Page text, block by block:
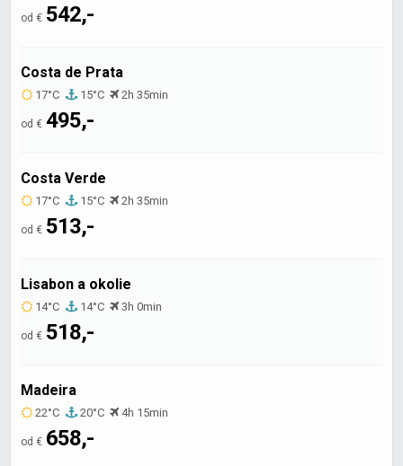
od € 542,-
Costa de Prata
17°C 15°C 2h 35min
od € 495,-
Costa Verde
17°C 15°C 2h 35min
od € 513,-
Lisabon a okolie
14°C 14°C 3h 0min
od € 518,-
Madeira
22°C 20°C 4h 15min
od € 658,-